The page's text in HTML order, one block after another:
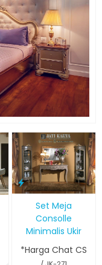
Set Meja
Consolle
Minimalis Ukir
*Harga Chat CS